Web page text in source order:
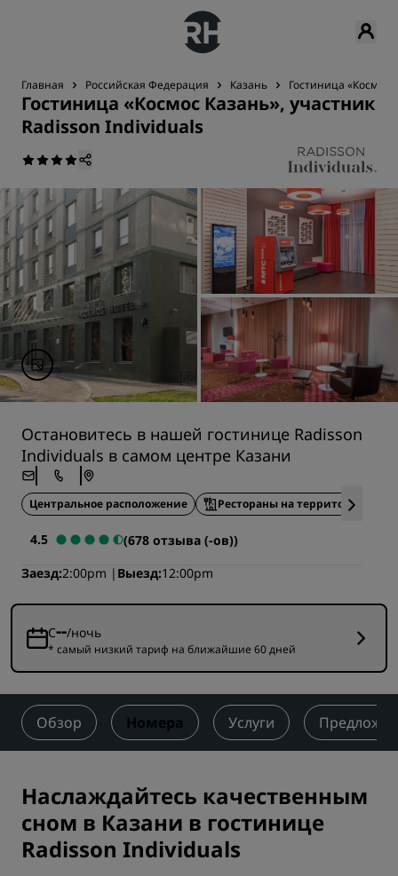
Главная Российская Федерация Казань Гостиница «Космос
Гостиница «Космос Казань», участник
Radisson Individuals
Остановитесь в нашей гостинице Radisson
Individuals в самом центре Казани
Центральное расположение Рестораны на территории
4.5
(678 отзыва (-ов))
Заезд 2:00pm Выезд 12:00pm
С--/ночь
* самый низкий тариф на ближайшие 60 дней
Обзор Номера Услуги
Наслаждайтесь качественным
сном в Казани в гостинице
Radisson Individuals